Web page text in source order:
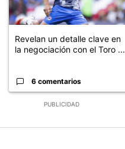
PUBLICIDAD
Revelan un detalle clave en
la negociación con el Toro ...
6 comentarios